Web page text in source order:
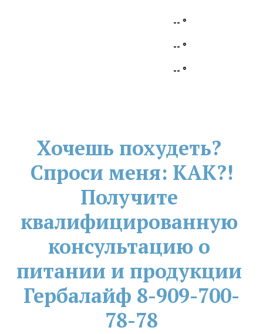
-- °
-- °
-- °
Хочешь похудеть?
Спроси меня: КАК?!
Получите
квалифицированную
консультацию о
питании и продукции
Гербалайф 8-909-700-
78-78